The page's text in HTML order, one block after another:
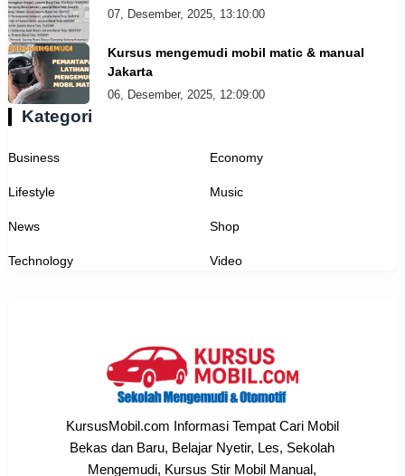
07, Desember, 2025, 13:10:00
Kursus mengemudi mobil matic & manual
Jakarta
06, Desember, 2025, 12:09:00
Kategori
Business Economy
Lifestyle Music
News Shop
Technology Video
KursusMobil.com Informasi Tempat Cari Mobil
Bekas dan Baru, Belajar Nyetir, Les, Sekolah
Mengemudi, Kursus Stir Mobil Manual,